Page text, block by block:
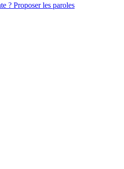
? Proposer les paroles